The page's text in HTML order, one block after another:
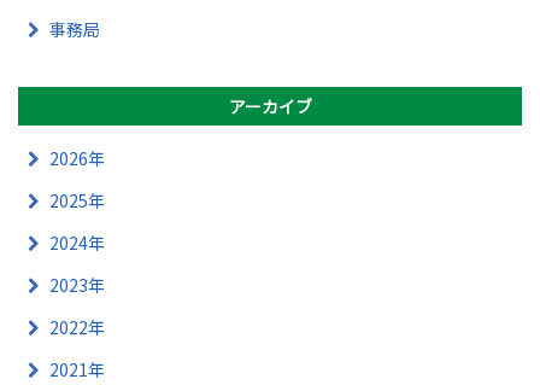
事務局
アーカイブ
2026年
2025年
2024年
2023年
2022年
2021年